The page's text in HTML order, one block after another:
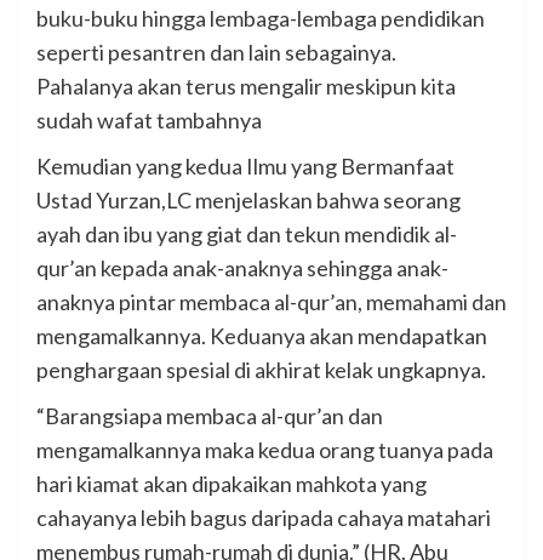
buku-buku hingga lembaga-lembaga pendidikan
seperti pesantren dan lain sebagainya.
Pahalanya akan terus mengalir meskipun kita
sudah wafat tambahnya
Kemudian yang kedua Ilmu yang Bermanfaat
Ustad Yurzan,LC menjelaskan bahwa seorang
ayah dan ibu yang giat dan tekun mendidik al-
qur’an kepada anak-anaknya sehingga anak-
anaknya pintar membaca al-qur’an, memahami dan
mengamalkannya. Keduanya akan mendapatkan
penghargaan spesial di akhirat kelak ungkapnya.
“Barangsiapa membaca al-qur’an dan
mengamalkannya maka kedua orang tuanya pada
hari kiamat akan dipakaikan mahkota yang
cahayanya lebih bagus daripada cahaya matahari
menembus rumah-rumah di dunia.” (HR. Abu